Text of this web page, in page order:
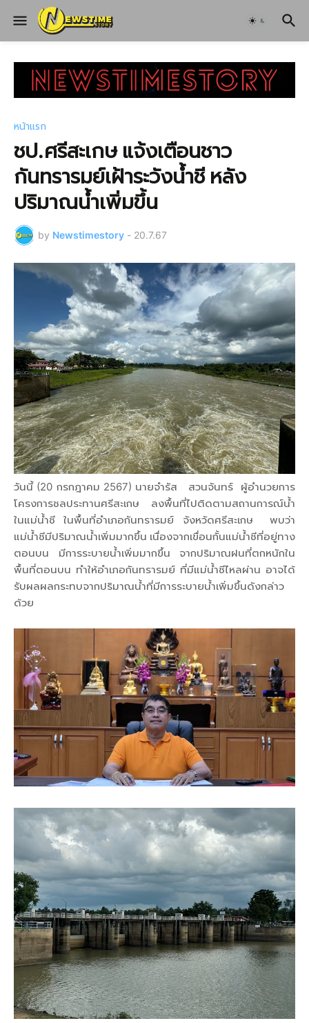
หน้าแรก
ชป.ศรีสะเกษ แจ้งเตือนชาว
กันทรารมย์เฝ้าระวังน้ำชี หลัง
ปริมาณน้ำเพิ่มขึ้น
by Newstimestory - 20.7.67
วันนี้ (20 กรกฎาคม 2567) นายจำรัส สวนจันทร์ ผู้อำนวยการ
โครงการชลประทานศรีสะเกษ ลงพื้นที่ไปติดตามสถานการณ์น้ำ
ในแม่น้ำชี ในพื้นที่อำเภอกันทรารมย์ จังหวัดศรีสะเกษ พบว่า
แม่น้ำชีมีปริมาณน้ำเพิ่มมากขึ้น เนื่องจากเขื่อนกั้นแม่น้ำชีที่อยู่ทาง
ตอนบน มีการระบายน้ำเพิ่มมากขึ้น จากปริมาณฝนที่ตกหนักใน
พื้นที่ตอนบน ทำให้อำเภอกันทรารมย์ ที่มีแม่น้ำชีไหลผ่าน อาจได้
รับผลผลกระทบจากปริมาณน้ำที่มีการระบายน้ำเพิ่มขึ้นดังกล่าว
ด้วย